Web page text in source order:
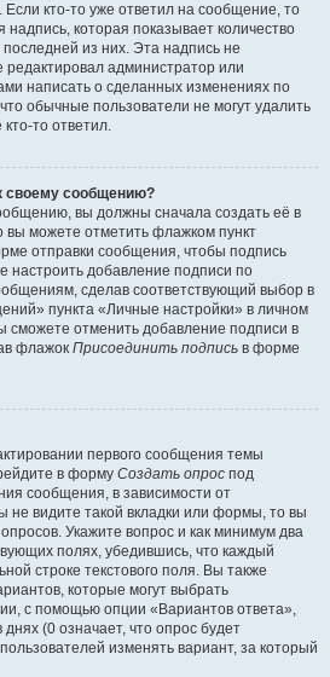
кто-то уже ответил на сообщение, то
которая показывает количество
из них. Эта надпись не
администратор или
написать о сделанных изменениях по
обычные пользователи не могут удалить
то ответил.
своему сообщению?
вы должны сначала создать её в
вы можете отметить флажком пункт
отправки сообщения, чтобы подпись
настроить добавление подписи по
сделав соответствующий выбор в
пункта «Личные настройки» в личном
сможете отменить добавление подписи в
флажок Присоединить подпись в форме
первого сообщения темы
в форму Создать опрос под
сообщения, в зависимости от
не видите такой вкладки или формы, то вы
Укажите вопрос и как минимум два
полях, убедившись, что каждый
строке текстового поля. Вы также
которые могут выбрать
с помощью опции «Вариантов ответа»,
(0 означает, что опрос будет
изменять вариант, за который